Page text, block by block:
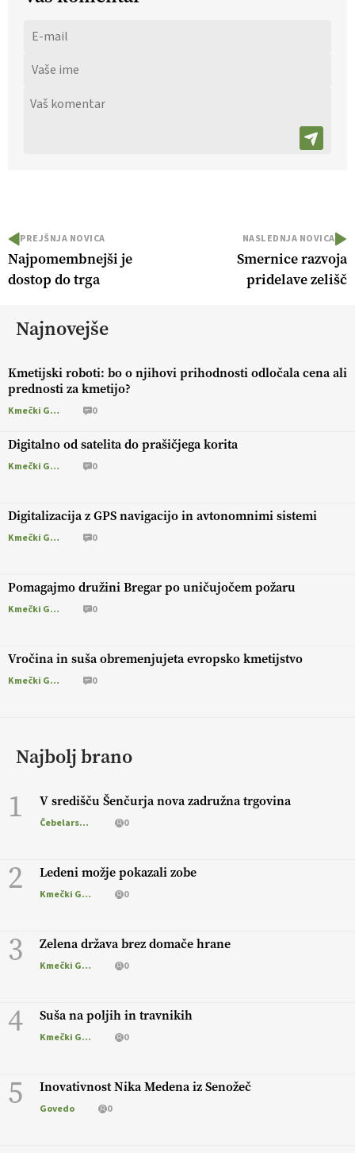
PREJŠNJA NOVICA
Najpomembnejši je
dostop do trga
NASLEDNJA NOVICA
Smernice razvoja
pridelave zelišč
Najnovejše
Kmetijski roboti: bo o njihovi prihodnosti odločala cena ali
prednosti za kmetijo?
Kmečki Glas 0
Digitalno od satelita do prašičjega korita
Kmečki Glas 0
Digitalizacija z GPS navigacijo in avtonomnimi sistemi
Kmečki Glas 0
Pomagajmo družini Bregar po uničujočem požaru
Kmečki Glas 0
Vročina in suša obremenjujeta evropsko kmetijstvo
Kmečki Glas 0
Najbolj brano
1 V središču Šenčurja nova zadružna trgovina
Čebelarstvo 0
2 Ledeni možje pokazali zobe
Kmečki Glas 0
3 Zelena država brez domače hrane
Kmečki Glas 0
4 Suša na poljih in travnikih
Kmečki Glas 0
5 Inovativnost Nika Medena iz Senožeč
Govedo 0